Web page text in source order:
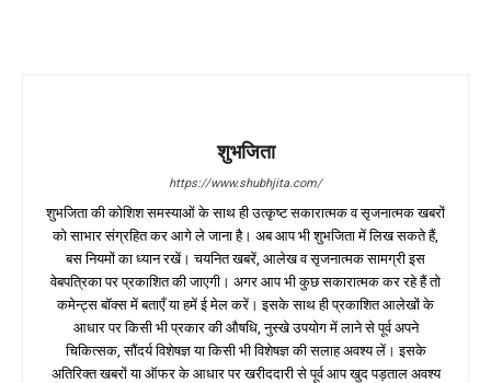
शुभजिता
https://www.shubhjita.com/
शुभजिता की कोशिश समस्याओं के साथ ही उत्कृष्ट सकारात्मक व सृजनात्मक खबरों
को साभार संग्रहित कर आगे ले जाना है। अब आप भी शुभजिता में लिख सकते हैं,
बस नियमों का ध्यान रखें। चयनित खबरें, आलेख व सृजनात्मक सामग्री इस
वेबपत्रिका पर प्रकाशित की जाएगी। अगर आप भी कुछ सकारात्मक कर रहे हैं तो
कमेन्ट्स बॉक्स में बताएँ या हमें ई मेल करें। इसके साथ ही प्रकाशित आलेखों के
आधार पर किसी भी प्रकार की औषधि, नुस्खे उपयोग में लाने से पूर्व अपने
चिकित्सक, सौंदर्य विशेषज्ञ या किसी भी विशेषज्ञ की सलाह अवश्य लें। इसके
अतिरिक्त खबरों या ऑफर के आधार पर खरीददारी से पूर्व आप खुद पड़ताल अवश्य